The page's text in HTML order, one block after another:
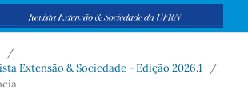
/
Extensão & Sociedade - Edição 2026.1
/